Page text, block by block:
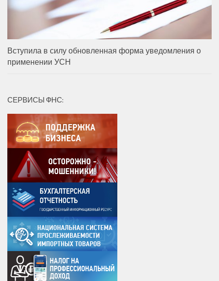
Вступила в силу обновленная форма уведомления о
применении УСН
СЕРВИСЫ ФНС: